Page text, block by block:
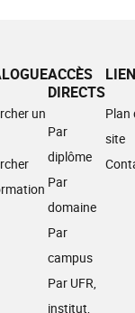
un
ACCÈS
DIRECTS
Par
diplôme
Par
domaine
Par
campus
Par UFR,
institut,
Plan
site